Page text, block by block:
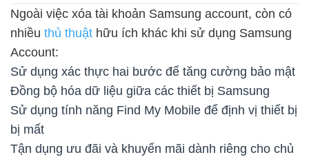
Ngoài việc xóa tài khoản Samsung account, còn có
nhiều thủ thuật hữu ích khác khi sử dụng Samsung
Account:
Sử dụng xác thực hai bước để tăng cường bảo mật
Đồng bộ hóa dữ liệu giữa các thiết bị Samsung
Sử dụng tính năng Find My Mobile để định vị thiết bị
bị mất
Tận dụng ưu đãi và khuyến mãi dành riêng cho chủ